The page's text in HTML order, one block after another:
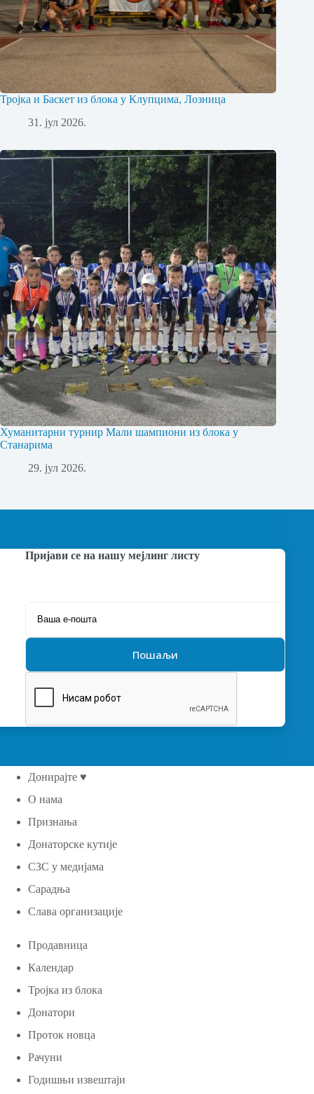
Тројка и Баскет из блока у Клупцима, Лозница
31. јул 2026.
Хуманитарни турнир Мали шампиони из блока у
Станарима
29. јул 2026.
Пријави се на нашу мејлинг листу
Донирајте ♥
О нама
Признања
Донаторске кутије
СЗС у медијама
Сарадња
Слава организације
Продавница
Календар
Тројка из блока
Донатори
Проток новца
Рачуни
Годишњи извештаји